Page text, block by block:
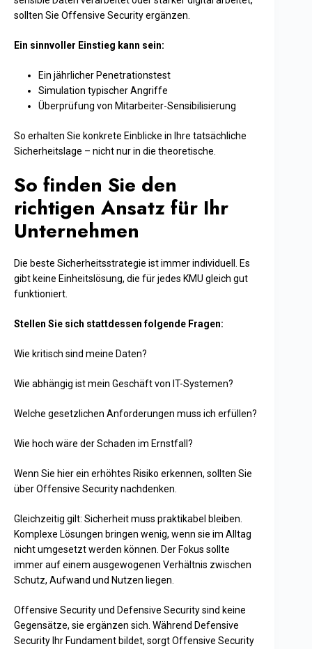
sollten Sie Offensive Security ergänzen.
Ein sinnvoller Einstieg kann sein:
Ein jährlicher Penetrationstest
Simulation typischer Angriffe
Überprüfung von Mitarbeiter-Sensibilisierung
So erhalten Sie konkrete Einblicke in Ihre tatsächliche
Sicherheitslage – nicht nur in die theoretische.
So finden Sie den
richtigen Ansatz für Ihr
Unternehmen
Die beste Sicherheitsstrategie ist immer individuell. Es
gibt keine Einheitslösung, die für jedes KMU gleich gut
funktioniert.
Stellen Sie sich stattdessen folgende Fragen:
Wie kritisch sind meine Daten?
Wie abhängig ist mein Geschäft von IT-Systemen?
Welche gesetzlichen Anforderungen muss ich erfüllen?
Wie hoch wäre der Schaden im Ernstfall?
Wenn Sie hier ein erhöhtes Risiko erkennen, sollten Sie
über Offensive Security nachdenken.
Gleichzeitig gilt: Sicherheit muss praktikabel bleiben.
Komplexe Lösungen bringen wenig, wenn sie im Alltag
nicht umgesetzt werden können. Der Fokus sollte
immer auf einem ausgewogenen Verhältnis zwischen
Schutz, Aufwand und Nutzen liegen.
Offensive Security und Defensive Security sind keine
Gegensätze, sie ergänzen sich. Während Defensive
Security Ihr Fundament bildet, sorgt Offensive Security